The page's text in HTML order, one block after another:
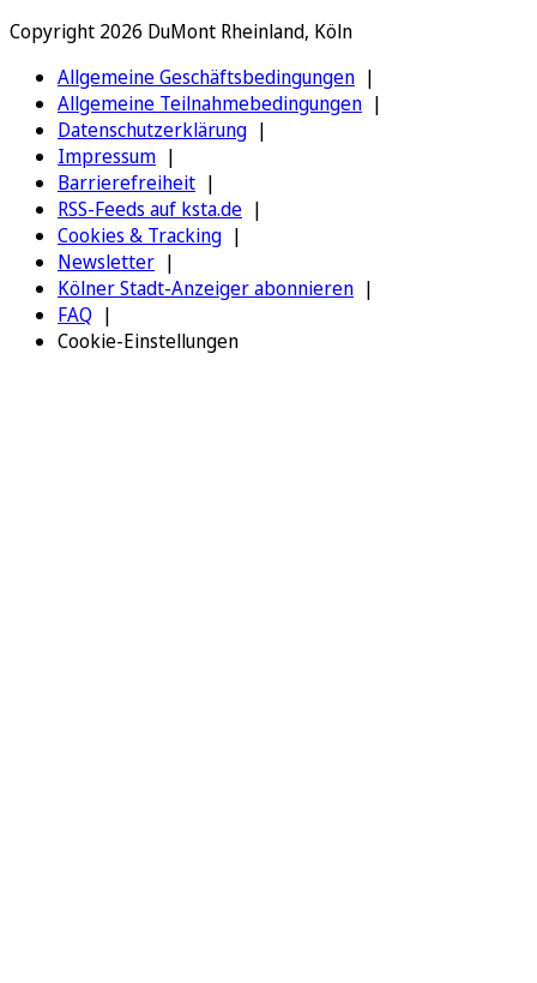
Copyright 2026 DuMont Rheinland, Köln
Allgemeine Geschäftsbedingungen
Allgemeine Teilnahmebedingungen
Datenschutzerklärung
Impressum
Barrierefreiheit
RSS-Feeds auf ksta.de
Cookies & Tracking
Newsletter
Kölner Stadt-Anzeiger abonnieren
FAQ
Cookie-Einstellungen